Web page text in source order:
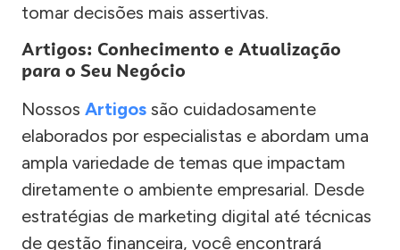
tomar decisões mais assertivas.
Artigos: Conhecimento e Atualização
para o Seu Negócio
Nossos Artigos são cuidadosamente
elaborados por especialistas e abordam uma
ampla variedade de temas que impactam
diretamente o ambiente empresarial. Desde
estratégias de marketing digital até técnicas
de gestão financeira, você encontrará